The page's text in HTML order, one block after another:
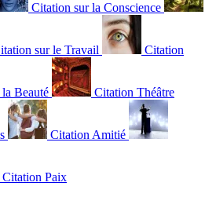
Citation sur la Conscience
sur le Travail Citation
Beauté Citation Théâtre
Citation Amitié
Citation Paix